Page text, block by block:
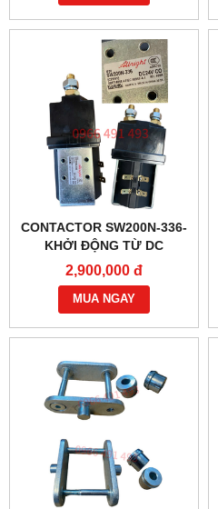
CONTACTOR SW200N-336-
KHỞI ĐỘNG TỪ DC
24V400A CHÍNH HÃNG
ALBRIGHT
2,900,000 đ
MUA NGAY